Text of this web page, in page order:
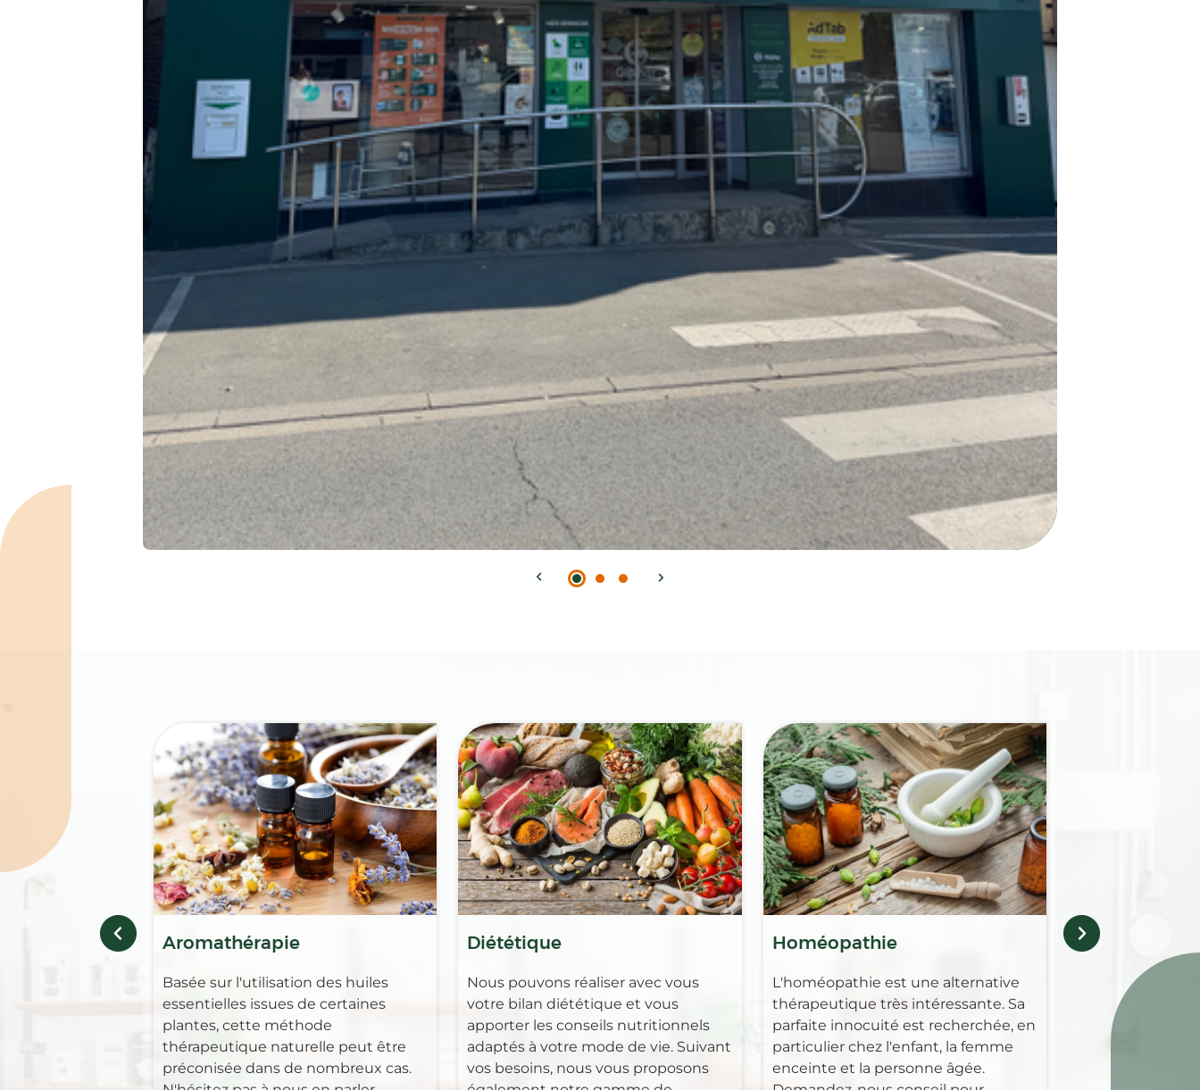
Aromathérapie
Basée sur l'utilisation des huiles
essentielles issues de certaines
plantes, cette méthode
thérapeutique naturelle peut être
préconisée dans de nombreux cas.
Diététique
Nous pouvons réaliser avec vous
votre bilan diététique et vous
apporter les conseils nutritionnels
adaptés à votre mode de vie. Suivant
vos besoins, nous vous proposons
Homéopathie
L'homéopathie est une alternative
thérapeutique très intéressante. Sa
parfaite innocuité est recherchée, en
particulier chez l'enfant, la femme
enceinte et la personne âgée.